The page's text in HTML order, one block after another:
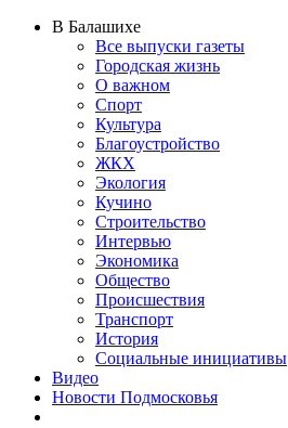
В Балашихе
Все выпуски газеты
Городская жизнь
О важном
Спорт
Культура
Благоустройство
ЖКХ
Экология
Кучино
Строительство
Интервью
Экономика
Общество
Происшествия
Транспорт
История
Социальные инициативы
Видео
Новости Подмосковья